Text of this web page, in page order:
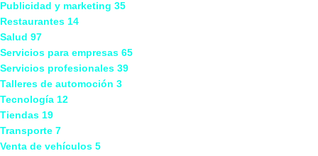
Publicidad y marketing 35
Restaurantes 14
Salud 97
Servicios para empresas 65
Servicios profesionales 39
Talleres de automoción 3
Tecnología 12
Tiendas 19
Transporte 7
Venta de vehículos 5